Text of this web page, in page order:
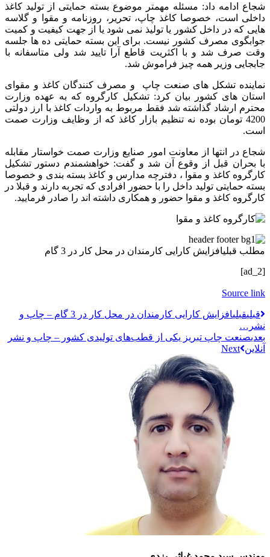
شجاع ادامه داد: مسئله مهمتر موضوع بسته حمایتی از تولید کاغذ
داخلی است، خصوصا کاغذ چاپ، تحریر، روزنامه و مقوا و گلاسه
هایی که در داخل کشور یا تولیذ نمی شود یا از جهت کیفیت و کمیت
جوابگوی مصرف کشور نیست. برای این بسته حمایتی ده ها جلسه
وقت صرف شد و با اکثریت قاطع آرا تایید شد ولی متاسفانه با
جابجایی وزیر همه چیز فراموش شد.
نماینده تشکل های صنعت چاپ و مصرف کنندگان کاغذ و مقوای
استان های کشور بیان کرد: تشکیل کارگروه که به عهده وزارت
محترم ارشاد گذاشته شد فقط مربوط به واردات کاغذ با ارز دولتی
4200 تومان بوده نه تنظیم بازار کاغذ که از وظایف وزارت صمت
است.
شجاع در انتها از معاونت امور صنایع وزارت صمت خواستار مقابله
با بحران قبل از وقوع آن شد و گفت: خواهشمندم دستور تشکیل
کارگروه کاغذ و مقوا ، دفترچه مدارس و کاغذ بسته بندی و خصوصا
بسته حمایتی تولید داخل را با حضور افرادی که تجربه دارند و قبلا در
کارگروه کاغذ و مقوا حضور و همکاری داشته اند را صادر فرمایید.
مطلب قبلیافزایش کارایی کارمندان در محل کار در 3 گام
[ad_2]
Source link
قبليقبلی
افزایش کارایی کارمندان در محل کار در 3 گام – چاپ و
نشر…
بعدیصنعت چاپ تبریز یکی از قطب‌های تولیدی کشور – چاپ و نشر
آنلاین